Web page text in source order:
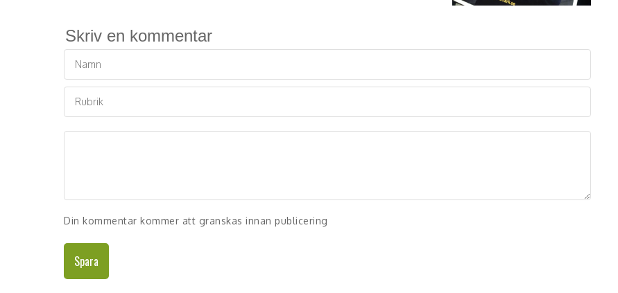
Skriv en kommentar
Din kommentar kommer att granskas innan publicering
Spara